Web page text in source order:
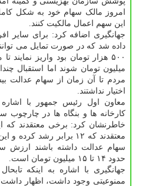
امروز مالک سهام خود به شکل
این سهم اعمال مالکیت کنند.
داده شد که در صورت تمایل می
۵۰۰ هزار تومان بود واریز
میلیون تومان شوند اما استقبال
مردم تا آن زمان از سهام عدالت
اختیار نداشتند.
معاون اول رئیس جمهور با
کارخانه ها و بنگاه ها در
سهام عدالت داشته باشند ارزش
حدود ۱۴ تا ۱۵ میلیون تومان است.
جهانگیری با اشاره به اینکه
ممنوعیتی وجود داشت، اظهار داشت: